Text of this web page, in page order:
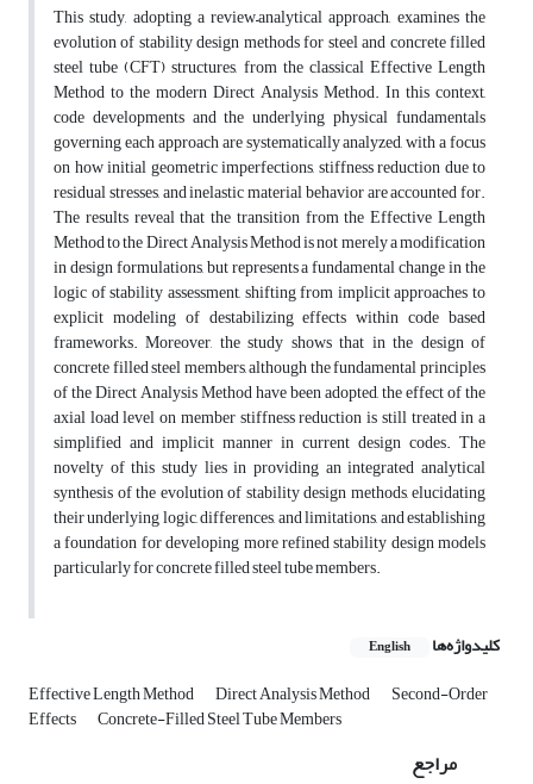
This study, adopting a review–analytical approach, examines the
evolution of stability design methods for steel and concrete filled
steel tube (CFT) structures, from the classical Effective Length
Method to the modern Direct Analysis Method. In this context,
code developments and the underlying physical fundamentals
governing each approach are systematically analyzed, with a focus
on how initial geometric imperfections, stiffness reduction due to
residual stresses, and inelastic material behavior are accounted for.
The results reveal that the transition from the Effective Length
Method to the Direct Analysis Method is not merely a modification
in design formulations, but represents a fundamental change in the
logic of stability assessment, shifting from implicit approaches to
explicit modeling of destabilizing effects within code based
frameworks. Moreover, the study shows that in the design of
concrete filled steel members, although the fundamental principles
of the Direct Analysis Method have been adopted, the effect of the
axial load level on member stiffness reduction is still treated in a
simplified and implicit manner in current design codes. The
novelty of this study lies in providing an integrated analytical
synthesis of the evolution of stability design methods, elucidating
their underlying logic, differences, and limitations, and establishing
a foundation for developing more refined stability design models
particularly for concrete filled steel tube members.
کلیدواژه‌ها English
Effective Length Method Direct Analysis Method Second-Order
Effects Concrete-Filled Steel Tube Members
مراجع